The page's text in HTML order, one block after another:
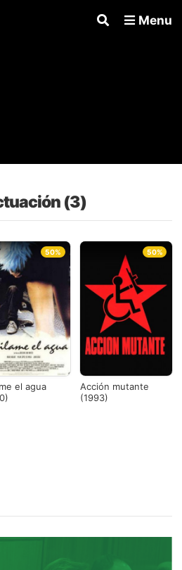
Menu
(3)
el agua
50%
Acción mutante
(1993)
50%